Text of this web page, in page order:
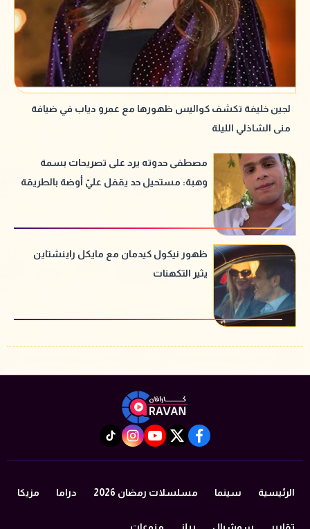
لجين خليفة تكشف كواليس ظهورها مع عمرو دياب في ضيافة
منى الشاذلي الليلة
مصطفى حدوته يرد على تصريحات بسمة
وهبة: مستحيل حد يقفل عليّ أوضة بالطريقة
ظهور نيكول كيدمان مع مايكل راينشتاين
يثير التكهنات
facebook
twitter
youtube
instagram
tiktok
الرئيسية سينما مسلسلات رمضان 2026 دراما مزيكا